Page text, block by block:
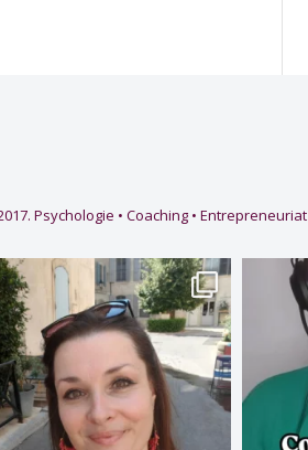
Psychologie • Coaching • Entrepreneuriat